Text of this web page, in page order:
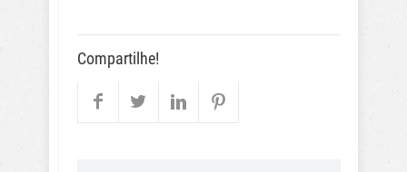
Compartilhe!